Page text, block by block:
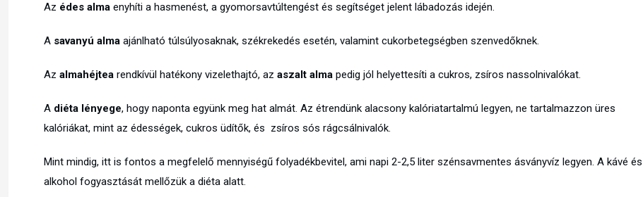
Az édes alma enyhíti a hasmenést, a gyomorsavtúltengést és segítséget jelent lábadozás idején.
A savanyú alma ajánlható túlsúlyosaknak, székrekedés esetén, valamint cukorbetegségben szenvedőknek.
Az almahéjtea rendkívül hatékony vizelethajtó, az aszalt alma pedig jól helyettesíti a cukros, zsíros nassolnivalókat.
A diéta lényege, hogy naponta együnk meg hat almát. Az étrendünk alacsony kalóriatartalmú legyen, ne tartalmazzon üres
kalóriákat, mint az édességek, cukros üdítők, és zsíros sós rágcsálnivalók.
Mint mindig, itt is fontos a megfelelő mennyiségű folyadékbevitel, ami napi 2-2,5 liter szénsavmentes ásványvíz legyen. A kávé és
alkohol fogyasztását mellőzük a diéta alatt.